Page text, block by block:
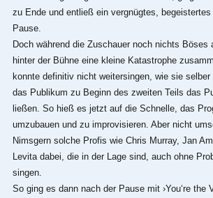
zu Ende und entließ ein vergnügtes,
Pause.
Doch während die Zuschauer noch nichts Böses
hinter der Bühne eine kleine Katastrophe
konnte definitiv nicht weitersingen, wie sie selber
das Publikum zu Beginn des zweiten Teils das
ließen. So hieß es jetzt auf die Schnelle, das
umzubauen und zu improvisieren. Aber nicht
Nimsgern solche Profis wie Chris Murray, Jan
Levita dabei, die in der Lage sind, auch ohne
singen.
So ging es dann nach der Pause mit ›You‘re the